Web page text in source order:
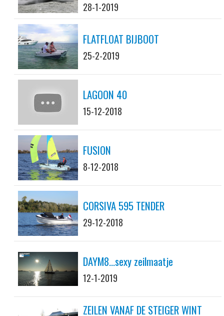
28-1-2019
FLATFLOAT BIJBOOT
25-2-2019
LAGOON 40
15-12-2018
FUSION
8-12-2018
CORSIVA 595 TENDER
29-12-2018
DAYM8...sexy zeilmaatje
12-1-2019
ZEILEN VANAF DE STEIGER WINT